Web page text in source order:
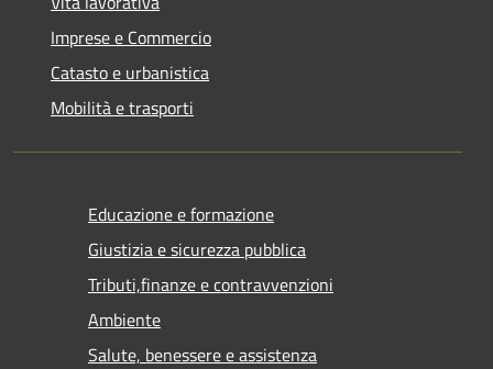
Imprese e Commercio
Catasto e urbanistica
Mobilità e trasporti
Educazione e formazione
Giustizia e sicurezza pubblica
Tributi,finanze e contravvenzioni
Ambiente
Salute, benessere e assistenza